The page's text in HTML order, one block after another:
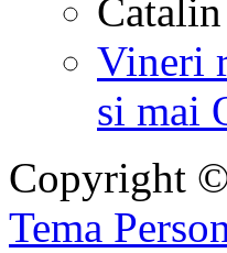
Catalin
Vineri
si mai
Copyright
Tema